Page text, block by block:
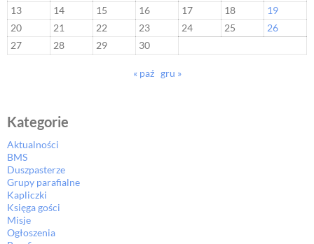
13
14 15 16 17 18
19
20
21 22 23 24 25
26
27
28 29 30
« paź gru »
Kategorie
Aktualności
BMS
Duszpasterze
Grupy parafialne
Kapliczki
Księga gości
Misje
Ogłoszenia